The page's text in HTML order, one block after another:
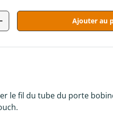
la quantitéAjouter au
le fil du tube du porte